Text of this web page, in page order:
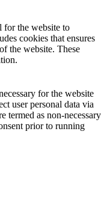
for the website to
cookies that ensures
the website. These
for the website
user personal data via
termed as non-necessary
prior to running